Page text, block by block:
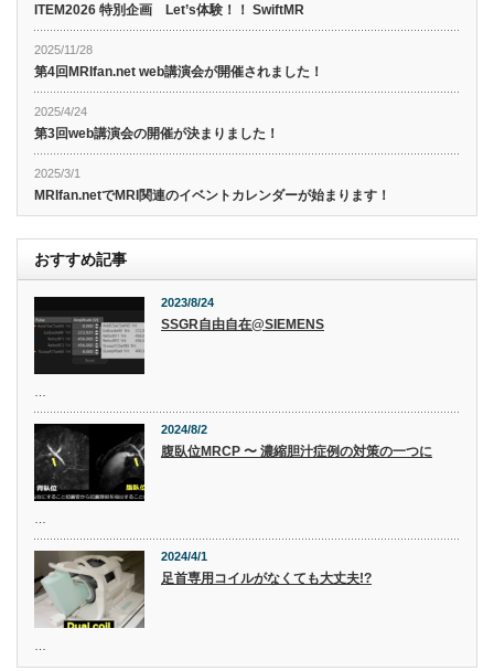
ITEM2026 特別企画 Let’s体験！！ SwiftMR
2025/11/28
第4回MRIfan.net web講演会が開催されました！
2025/4/24
第3回web講演会の開催が決まりました！
2025/3/1
MRIfan.netでMRI関連のイベントカレンダーが始まります！
おすすめ記事
2023/8/24
SSGR自由自在@SIEMENS
2024/8/2
腹臥位MRCP 〜 濃縮胆汁症例の対策の一つに
2024/4/1
足首専用コイルがなくても大丈夫!?